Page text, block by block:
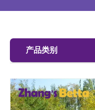
产品类别